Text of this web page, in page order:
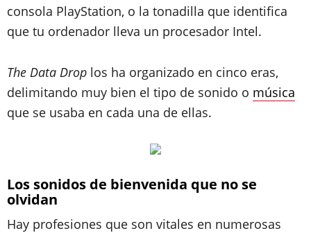
consola PlayStation, o la tonadilla que identifica
que tu ordenador lleva un procesador Intel.
The Data Drop los ha organizado en cinco eras,
delimitando muy bien el tipo de sonido o música
que se usaba en cada una de ellas.
Los sonidos de bienvenida que no se
olvidan
Hay profesiones que son vitales en numerosas